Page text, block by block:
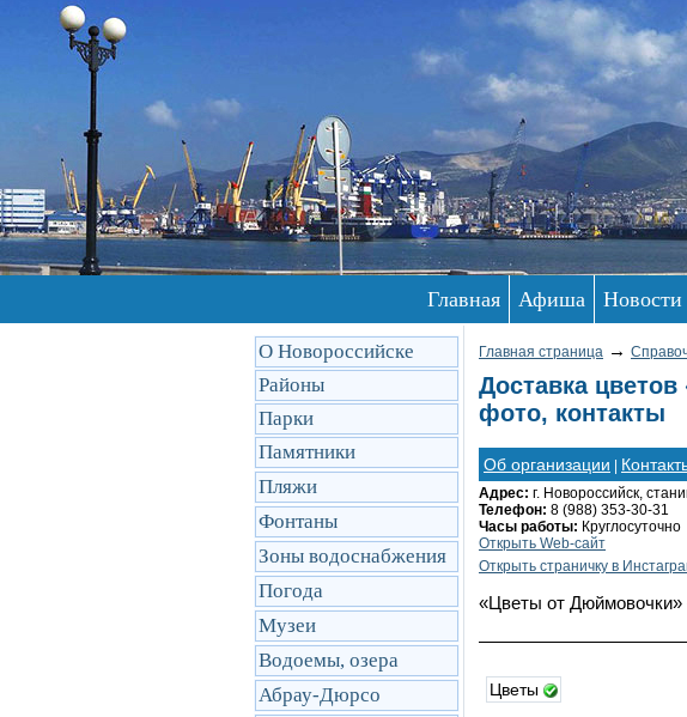
Главная Афиша Новости
О Новороссийске
Районы
Парки
Памятники
Пляжи
Фонтаны
Зоны водоснабжения
Погода
Музеи
Водоемы, озера
Абрау-Дюрсо
Главная страница →
Доставка
фото, контакты
Об организации
Адрес: г. Новороссийск,
Телефон: 8 (988) 353-30-31
Часы работы: Круглосуточно
Открыть Web-сайт
Открыть cтраничку в
«Цветы от Дюймовочки»
Цветы